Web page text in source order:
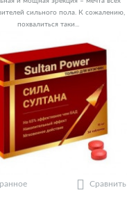
сильного пола. К сожалению,
похвалиться таки...
Сравнить